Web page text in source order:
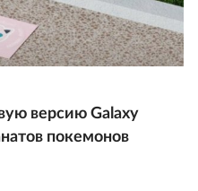
версию Galaxy
покемонов